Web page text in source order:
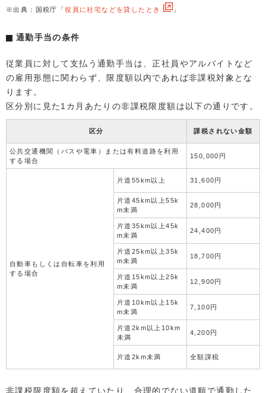
※出典：国税庁「役員に社宅などを貸したとき 」
通勤手当の条件
従業員に対して支払う通勤手当は、正社員やアルバイトなど
の雇用形態に関わらず、限度額以内であれば非課税対象とな
ります。
区分別に見た1カ月あたりの非課税限度額は以下の通りです。
区分 課税されない金額
公共交通機関（バスや電車）または有料道路を利用
する場合
150,000円
自動車もしくは自転車を利用
する場合
片道55km以上 31,600円
片道45km以上55k
m未満
28,000円
片道35km以上45k
m未満
24,400円
片道25km以上35k
m未満
18,700円
片道15km以上25k
m未満
12,900円
片道10km以上15k
m未満
7,100円
片道2km以上10km
未満
4,200円
片道2km未満 全額課税
非課税限度額を超えていたり、合理的でない道順で通勤した